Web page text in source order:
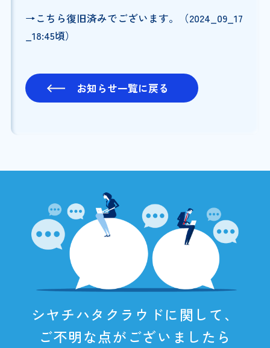
→こちら復旧済みでございます。（2024_09_17
_18:45頃）
お知らせ一覧に戻る
シヤチハタクラウドに関して、
ご不明な点がございましたら